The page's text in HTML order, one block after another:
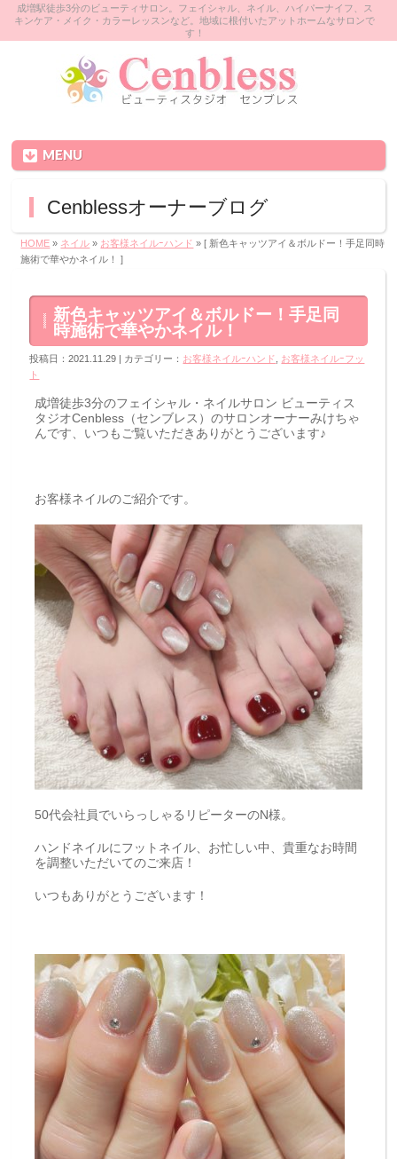
成増駅徒歩3分のビューティサロン。フェイシャル、ネイル、ハイパーナイフ、ス
キンケア・メイク・カラーレッスンなど。地域に根付いたアットホームなサロンで
す！
MENU
Cenblessオーナーブログ
HOME » ネイル » お客様ネイルｰハンド » [ 新色キャッツアイ＆ボルドー！手足同時
施術で華やかネイル！ ]
新色キャッツアイ＆ボルドー！手足同
時施術で華やかネイル！
投稿日：2021.11.29 | カテゴリー： お客様ネイルｰハンド
お客様ネイルｰフッ
ト
成増徒歩3分のフェイシャル・ネイルサロン ビューティス
タジオCenbless（センブレス）のサロンオーナーみけちゃ
んです、いつもご覧いただきありがとうございます♪
お客様ネイルのご紹介です。
50代会社員でいらっしゃるリピーターのN様。
ハンドネイルにフットネイル、お忙しい中、貴重なお時間
を調整いただいてのご来店！
いつもありがとうございます！